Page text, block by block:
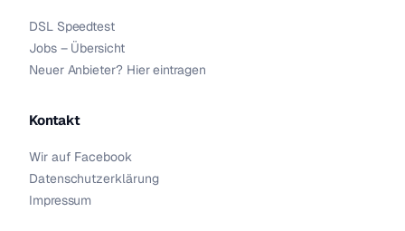
DSL Speedtest
Jobs – Übersicht
Neuer Anbieter? Hier eintragen
Kontakt
Wir auf Facebook
Datenschutzerklärung
Impressum